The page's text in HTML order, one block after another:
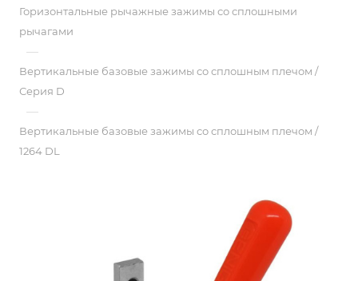
Горизонтальные рычажные зажимы со сплошными
рычагами
—
Вертикальные базовые зажимы со сплошным плечом /
Серия D
—
Вертикальные базовые зажимы со сплошным плечом /
1264 DL